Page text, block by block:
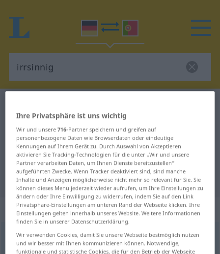
Deutsch-Portugiesisch
Übersetzung für "irrsinnig"
"irrsinnig" Portugiesisch
Übersetzung
„irrsinnig“: Adjektiv
irrsinnigadj
Ihre Privatsphäre ist uns wichtig
Wir und unsere716-Partner speichern und greifen auf
personenbezogene Daten wie Browserdaten oder eindeutige
Kennungen auf Ihrem Gerät zu. Durch Auswahl von Akzeptieren
aktivieren Sie Tracking-Technologien für die unter „Wir und unsere
Partner verarbeiten Daten, um Ihnen Dienste bereitzustellen“
aufgeführten Zwecke. Wenn Tracker deaktiviert sind, sind manche
Inhalte und Anzeigen möglicherweise nicht mehr so relevant für Sie. Sie
können dieses Menü jederzeit wieder aufrufen, um Ihre Einstellungen zu
ändern oder Ihre Einwilligung zu widerrufen, indem Sie auf den Link
Privatsphäre-Einstellungen am unteren Rand der Webseite klicken. Ihre
Einstellungen gelten innerhalb unseres Website. Weitere Informationen
finden Sie in unserer Datenschutzerklärung.
Wir verwenden Cookies, damit Sie unsere Webseite bestmöglich nutzen
und wir besser mit Ihnen kommunizieren können. Notwendige,
funktionale und statistische Cookies, die für den Betrieb der Webseite